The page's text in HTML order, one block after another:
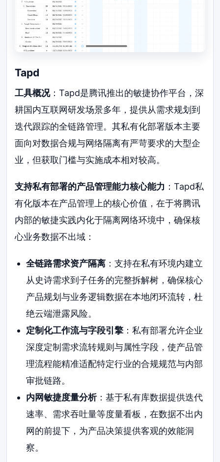
Tapd
工具概况：Tapd是腾讯推出的敏捷协作平台，深
耕国内互联网研发场景多年，提供从需求规划到
迭代跟踪的全链路管理。其私有化部署版本主要
面向对数据合规与网络隔离有严苛要求的大型企
业，但获取门槛与实施成本相对较高。
支持私有部署的产品管理能力核心能力 ：Tapd私
有化版本在产品管理上的核心价值，在于将腾讯
内部的敏捷实践内化于隔离网络环境中，确保核
心业务数据不出域：
全链路需求资产隔离：支持在私有环境内建立
从史诗需求到子任务的完整拆解树，确保核心
产品规划与业务逻辑数据在本地闭环流转，杜
绝云端泄露风险。
定制化工作流与字段引擎：私有部署允许企业
深度定制需求流转规则与属性字段，使产品管
理流程能精准适配特定行业的合规规范与内部
审批链路。
内网敏捷度量分析：基于私有库数据提供迭代
速率、需求吞吐量等度量看板，在数据不出内
网的前提下，为产品决策提供客观的效能洞
察。